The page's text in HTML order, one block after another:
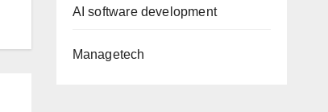
AI software development
Managetech